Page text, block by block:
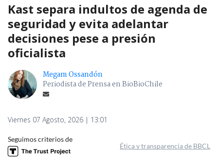
Kast separa indultos de agenda de
seguridad y evita adelantar
decisiones pese a presión
oficialista
Megam Ossandón
Periodista de Prensa en BioBioChile
Viernes 07 Agosto, 2026 | 13:01
Seguimos criterios de
Ética y transparencia de BBCL